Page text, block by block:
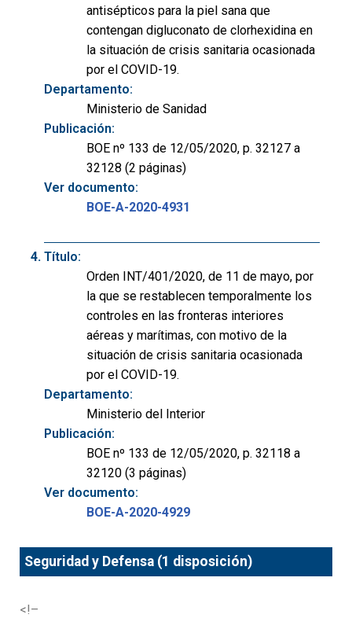
antisépticos para la piel sana que
contengan digluconato de clorhexidina en
la situación de crisis sanitaria ocasionada
por el COVID-19.
Departamento:
Ministerio de Sanidad
Publicación:
BOE nº 133 de 12/05/2020, p. 32127 a
32128 (2 páginas)
Ver documento:
BOE-A-2020-4931
Título:
Orden INT/401/2020, de 11 de mayo, por
la que se restablecen temporalmente los
controles en las fronteras interiores
aéreas y marítimas, con motivo de la
situación de crisis sanitaria ocasionada
por el COVID-19.
Departamento:
Ministerio del Interior
Publicación:
BOE nº 133 de 12/05/2020, p. 32118 a
32120 (3 páginas)
Ver documento:
BOE-A-2020-4929
Seguridad y Defensa (1 disposición)
<!–